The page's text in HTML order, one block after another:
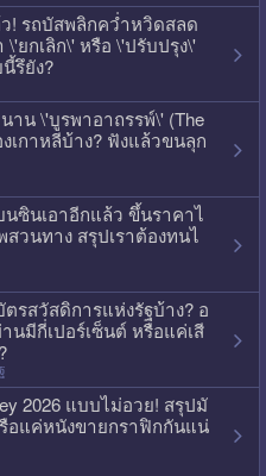
! รถบัสพลิกคว่ำหวิดสลด
\'ยกเลิก\' หรือ \'ปรับปรุง\'
รึยัง?
าน \'บูรพาอาถรรพ์\' (The
เกาหลีบ้าง? ฟังแล้วขนลุก
นซินเอาอีกแล้ว ขึ้นราคาไ
วนทาง สรุปเราต้องทนไ
รสวัสดิการแห่งรัฐบ้าง? อ
นมีกี่เปอร์เซ็นต์ หรือแค่เสี
2026 แบบไม่อวย! สรุปมั
อแค่หนังขายกราฟิกกันแน่